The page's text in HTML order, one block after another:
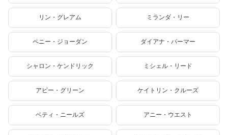
リン・グレアム ミランダ・リー
ペニー・ジョーダン ダイアナ・パーマー
シャロン・ケンドリック ミシェル・リード
アビー・グリーン ケイトリン・クルーズ
ベティ・ニールズ アニー・ウエスト